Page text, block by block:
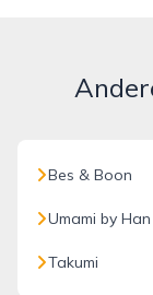
Bes & Boon
Umami by Han
Takumi